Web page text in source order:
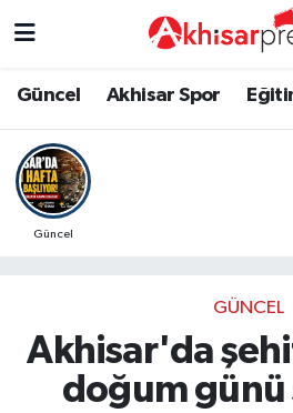
Güncel Akhisar Spor
Güncel
GÜNCEL
Akhisar'da
doğum
Güncel
Akhisar Spor
Eğitim
Ekonomi
Magazin
Kültür-Sanat
Duyurular
Röportaj
Güncel
Eğitim
Siyaset
Ekonomi
Manisa Nöbetçi Eczaneler
Manisa Hava Durumu
Manisa Namaz Vakitleri
Süper Lig Puan Durumu ve
Tüm Manşetler